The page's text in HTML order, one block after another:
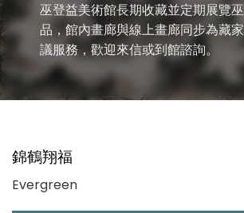
巫登益美術館長期收藏並定期展覽
品，館內畫廊與線上畫廊同步為藏
議服務，歡迎來信或到館諮詢。
錦鶴翔福
Evergreen